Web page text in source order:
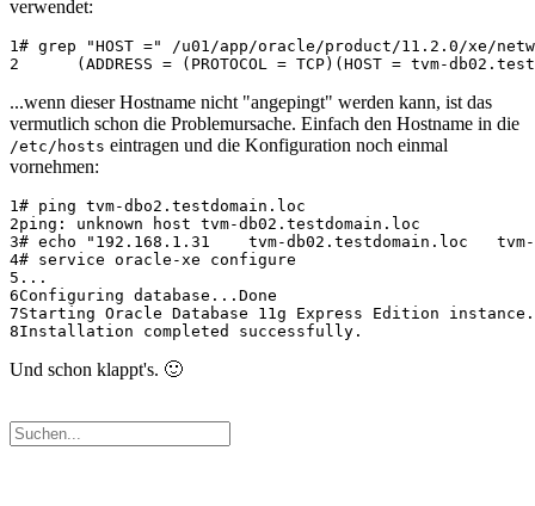
verwendet:
1
2
...wenn dieser Hostname nicht "angepingt" werden kann, ist das
vermutlich schon die Problemursache. Einfach den Hostname in die
/etc/hosts eintragen und die Konfiguration noch einmal
vornehmen:
1
2
3
4
5
6
7
8
Und schon klappt's. 🙂